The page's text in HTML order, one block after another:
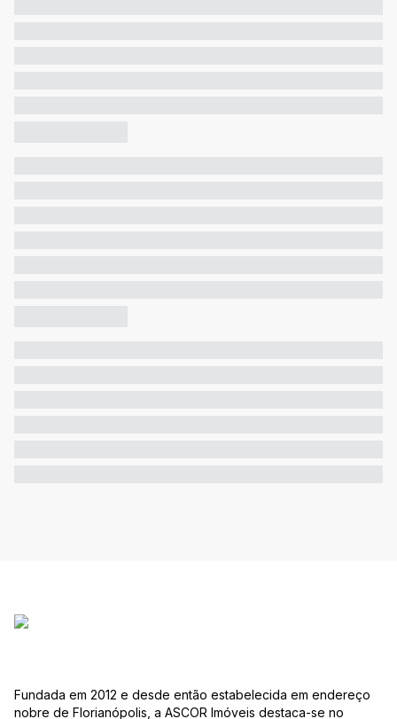
Fundada em 2012 e desde então estabelecida em endereço
nobre de Florianópolis, a ASCOR Imóveis destaca-se no